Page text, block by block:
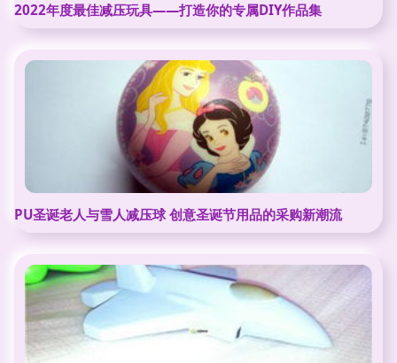
2022年度最佳减压玩具——打造你的专属DIY作品集
PU圣诞老人与雪人减压球 创意圣诞节用品的采购新潮流